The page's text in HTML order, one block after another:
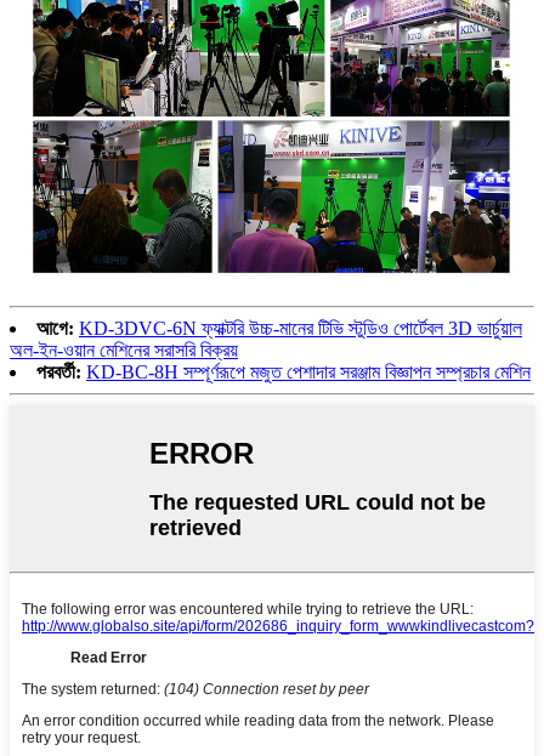
আগে: KD-3DVC-6N ফ্যাক্টরি উচ্চ-মানের টিভি স্টুডিও পোর্টেবল 3D ভার্চুয়াল
অল-ইন-ওয়ান মেশিনের সরাসরি বিক্রয়
পরবর্তী: KD-BC-8H সম্পূর্ণরূপে মজুত পেশাদার সরঞ্জাম বিজ্ঞাপন সম্প্রচার মেশিন